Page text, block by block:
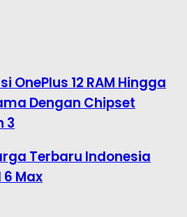
OnePlus 12 RAM Hingga
Dengan Chipset
3
Terbaru Indonesia
Max